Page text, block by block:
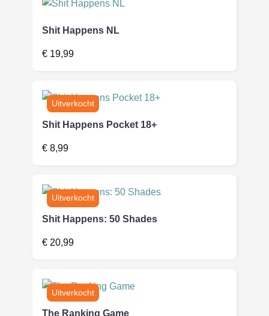
Shit Happens NL
€ 19,99
Shit Happens Pocket 18+
€ 8,99
Shit Happens: 50 Shades
€ 20,99
The Ranking Game